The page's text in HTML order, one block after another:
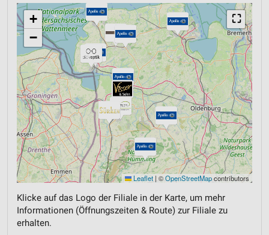
⛶
+
−
Leaflet | ©OpenStreetMapcontributors
Klicke auf das Logo der Filiale in der Karte, um mehr
Informationen (Öffnungszeiten & Route) zur Filiale zu
erhalten.